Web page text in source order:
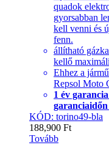
quadok
gyorsabban
kell venni és
fenn.
állítható
kellő
Ehhez a
Repsol Moto
1 év
KÓD: torino49-bla
188,900 Ft
Tovább